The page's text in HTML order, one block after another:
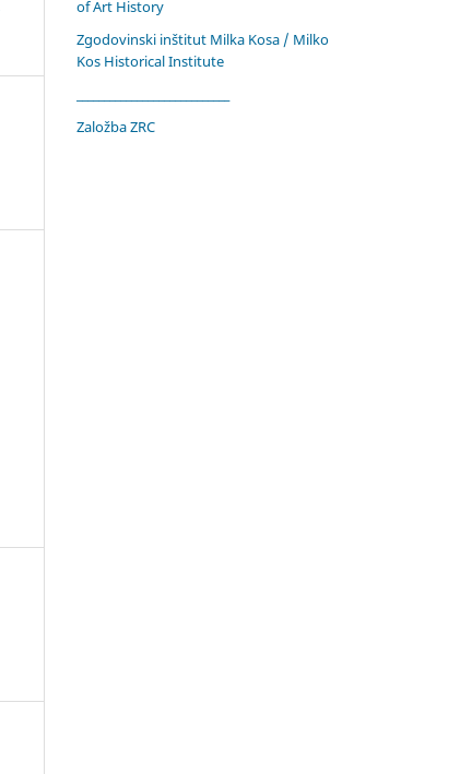
of Art History
Zgodovinski inštitut Milka Kosa / Milko
Kos Historical Institute
Založba ZRC